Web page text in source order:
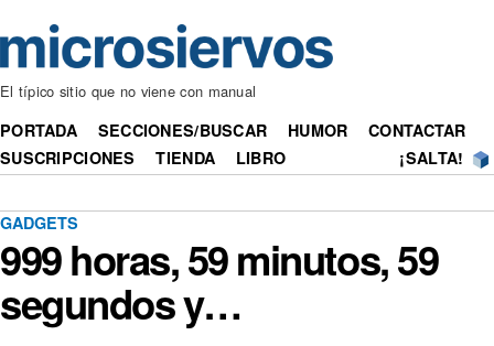
El típico sitio que no viene con manual
PORTADA SECCIONES/BUSCAR HUMOR
CONTACTAR
SUSCRIPCIONES
TIENDA LIBRO ¡SALTA!
GADGETS
999 horas, 59 minutos, 59
segundos y…